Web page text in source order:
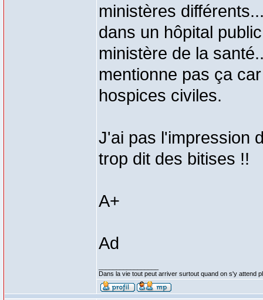
ministères
dans un hôpital
ministère de la
mentionne pas ça
hospices civiles.
J'ai pas l'impression
trop dit des bitises !!
A+
Ad
Dans la vie tout peut arriver surtout quand on s'y attend